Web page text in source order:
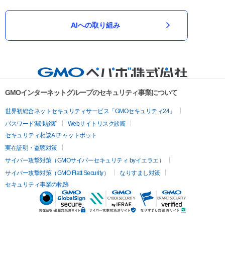
AIへの取り組み
GMOインターネットグループのセキュリティ事業について
世界初総合ネットセキュリティサービス「GMOセキュリティ24」
パスワード漏洩診断
Webサイトリスク診断
セキュリティ相談AIチャットボット
実在証明・盗聴対策
サイバー攻撃対策（GMOサイバーセキュリティ byイエラエ）
サイバー攻撃対策（GMO Flatt Security）
なりすまし対策
セキュリティ事業の軌跡